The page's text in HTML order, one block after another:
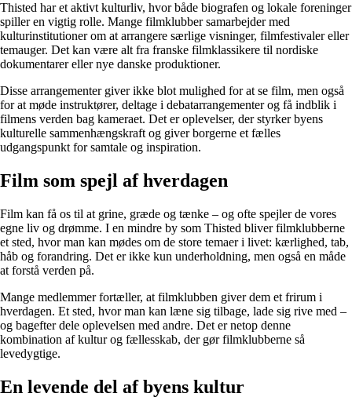
Thisted har et aktivt kulturliv, hvor både biografen og lokale foreninger
spiller en vigtig rolle. Mange filmklubber samarbejder med
kulturinstitutioner om at arrangere særlige visninger, filmfestivaler eller
temauger. Det kan være alt fra franske filmklassikere til nordiske
dokumentarer eller nye danske produktioner.
Disse arrangementer giver ikke blot mulighed for at se film, men også
for at møde instruktører, deltage i debatarrangementer og få indblik i
filmens verden bag kameraet. Det er oplevelser, der styrker byens
kulturelle sammenhængskraft og giver borgerne et fælles
udgangspunkt for samtale og inspiration.
Film som spejl af hverdagen
Film kan få os til at grine, græde og tænke – og ofte spejler de vores
egne liv og drømme. I en mindre by som Thisted bliver filmklubberne
et sted, hvor man kan mødes om de store temaer i livet: kærlighed, tab,
håb og forandring. Det er ikke kun underholdning, men også en måde
at forstå verden på.
Mange medlemmer fortæller, at filmklubben giver dem et frirum i
hverdagen. Et sted, hvor man kan læne sig tilbage, lade sig rive med –
og bagefter dele oplevelsen med andre. Det er netop denne
kombination af kultur og fællesskab, der gør filmklubberne så
levedygtige.
En levende del af byens kultur